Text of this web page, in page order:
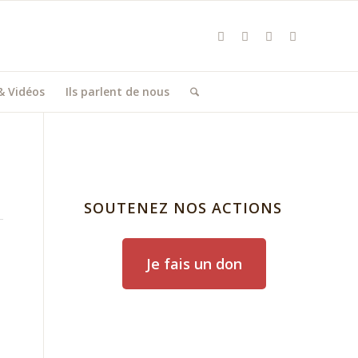
Vidéos Ils parlent de nous
SOUTENEZ NOS ACTIONS
Je fais un don